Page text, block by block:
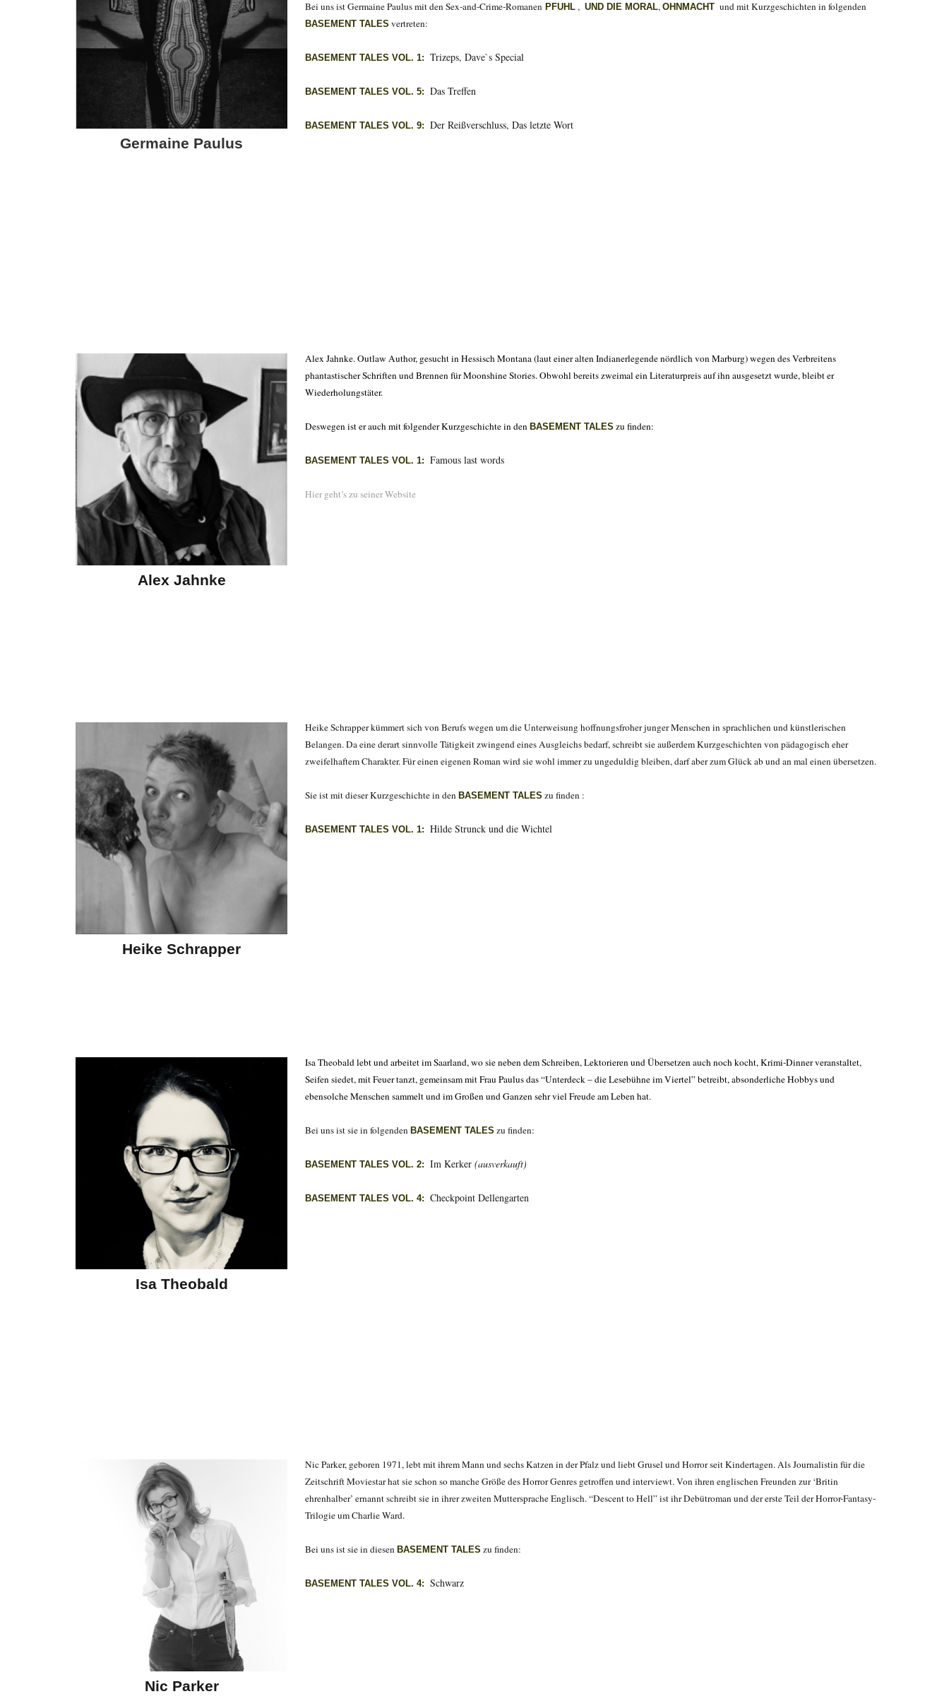
Germaine Paulus
Bei uns ist Germaine Paulus mit den Sex-and-Crime-Romanen PFUHL , UND DIE MORAL, OHNMACHT und mit Kurzgeschichten in folgenden
BASEMENT TALES vertreten:
BASEMENT TALES VOL. 1: Trizeps, Dave`s Special
BASEMENT TALES VOL. 5: Das Treffen
BASEMENT TALES VOL. 9: Der Reißverschluss, Das letzte Wort
Alex Jahnke
Alex Jahnke. Outlaw Author, gesucht in Hessisch Montana (laut einer alten Indianerlegende nördlich von Marburg) wegen des Verbreitens
phantastischer Schriften und Brennen für Moonshine Stories. Obwohl bereits zweimal ein Literaturpreis auf ihn ausgesetzt wurde, bleibt er
Wiederholungstäter.
Deswegen ist er auch mit folgender Kurzgeschichte in den BASEMENT TALES zu finden:
BASEMENT TALES VOL. 1: Famous last words
Hier geht’s zu seiner Website
Heike Schrapper
Heike Schrapper kümmert sich von Berufs wegen um die Unterweisung hoffnungsfroher junger Menschen in sprachlichen und künstlerischen
Belangen. Da eine derart sinnvolle Tätigkeit zwingend eines Ausgleichs bedarf, schreibt sie außerdem Kurzgeschichten von pädagogisch eher
zweifelhaftem Charakter. Für einen eigenen Roman wird sie wohl immer zu ungeduldig bleiben, darf aber zum Glück ab und an mal einen übersetzen.
Sie ist mit dieser Kurzgeschichte in den BASEMENT TALES zu finden :
BASEMENT TALES VOL. 1: Hilde Strunck und die Wichtel
Isa Theobald
Isa Theobald lebt und arbeitet im Saarland, wo sie neben dem Schreiben, Lektorieren und Übersetzen auch noch kocht, Krimi-Dinner veranstaltet,
Seifen siedet, mit Feuer tanzt, gemeinsam mit Frau Paulus das “Unterdeck – die Lesebühne im Viertel” betreibt, absonderliche Hobbys und
ebensolche Menschen sammelt und im Großen und Ganzen sehr viel Freude am Leben hat.
Bei uns ist sie in folgenden BASEMENT TALES zu finden:
BASEMENT TALES VOL. 2: Im Kerker (ausverkauft)
BASEMENT TALES VOL. 4: Checkpoint Dellengarten
Nic Parker
Nic Parker, geboren 1971, lebt mit ihrem Mann und sechs Katzen in der Pfalz und liebt Grusel und Horror seit Kindertagen. Als Journalistin für die
Zeitschrift Moviestar hat sie schon so manche Größe des Horror Genres getroffen und interviewt.Von ihren englischen Freunden zur ‘Britin
ehrenhalber’ ernannt schreibt sie in ihrer zweiten Muttersprache Englisch. “Descent to Hell” ist ihr Debütroman und der erste Teil der Horror-Fantasy-
Trilogie um Charlie Ward.
Bei uns ist sie in diesen BASEMENT TALES zu finden:
BASEMENT TALES VOL. 4: Schwarz